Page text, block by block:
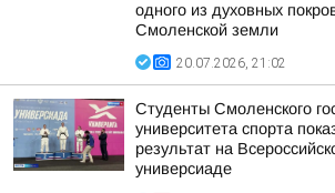
одного из духовных
Смоленской земли
20.07.2026, 21:02
Студенты Смоленского
университета спорта
результат на
универсиаде